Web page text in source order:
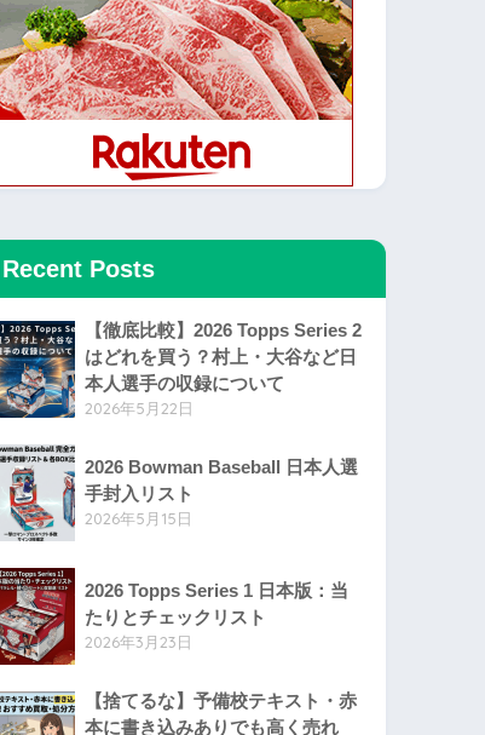
Recent Posts
【徹底比較】2026 Topps Series 2
はどれを買う？村上・大谷など日
本人選手の収録について
2026年5月22日
2026 Bowman Baseball 日本人選
手封入リスト
2026年5月15日
2026 Topps Series 1 日本版：当
たりとチェックリスト
2026年3月23日
【捨てるな】予備校テキスト・赤
本に書き込みありでも高く売れ